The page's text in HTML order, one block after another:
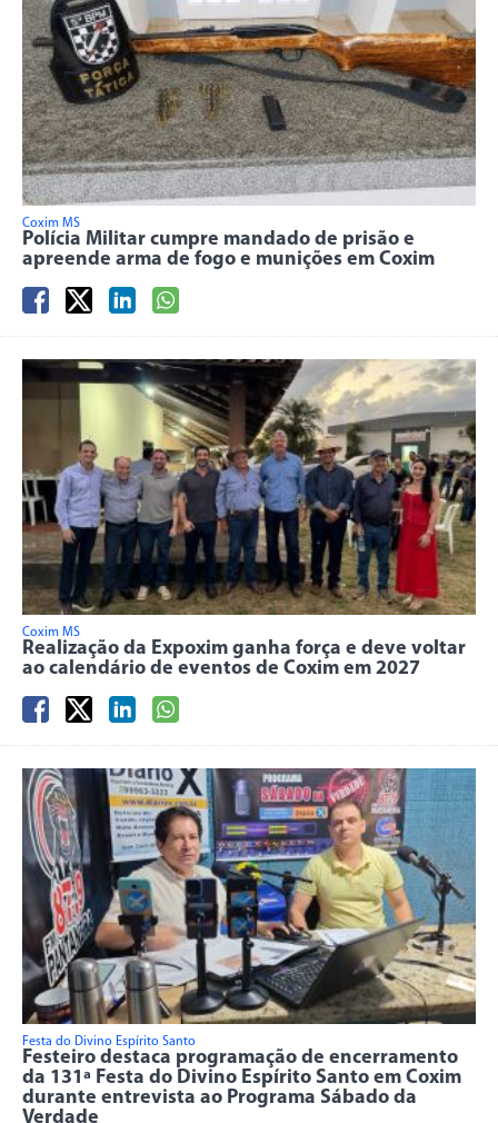
Coxim MS
Polícia Militar cumpre mandado de prisão e
apreende arma de fogo e munições em Coxim
Coxim MS
Realização da Expoxim ganha força e deve voltar
ao calendário de eventos de Coxim em 2027
Festa do Divino Espírito Santo
Festeiro destaca programação de encerramento
da 131ª Festa do Divino Espírito Santo em Coxim
durante entrevista ao Programa Sábado da
Verdade